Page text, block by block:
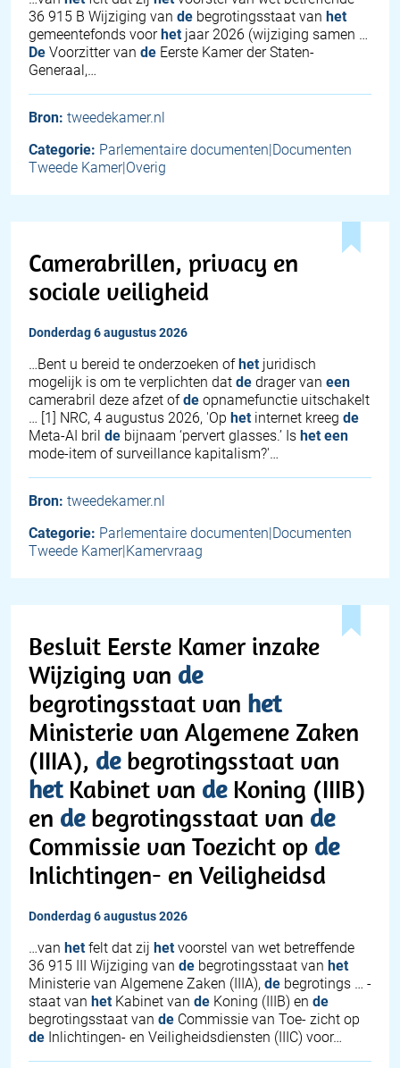
36 915 B Wijziging van de begrotingsstaat van het
gemeentefonds voor het jaar 2026 (wijziging samen …
De Voorzitter van de Eerste Kamer der Staten-
Generaal,…
Bron: tweedekamer.nl
Categorie: Parlementaire documenten|Documenten
Tweede Kamer|Overig
Camerabrillen, privacy en
sociale veiligheid
donderdag 6 augustus 2026
…Bent u bereid te onderzoeken of het juridisch
mogelijk is om te verplichten dat de drager van een
camerabril deze afzet ofde opnamefunctie uitschakelt
… [1] NRC, 4 augustus 2026, 'Op het internet kreeg de
Meta-AI bril de bijnaam ‘pervert glasses.’ Is het een
mode-item of surveillance kapitalism?'…
Bron: tweedekamer.nl
Categorie: Parlementaire documenten|Documenten
Tweede Kamer|Kamervraag
Besluit Eerste Kamer inzake
Wijziging van de
begrotingsstaat van het
Ministerie van Algemene Zaken
(IIIA), debegrotingsstaat van
hetKabinet van deKoning (IIIB)
en debegrotingsstaat van de
Commissie van Toezicht op de
Inlichtingen- en Veiligheidsd
donderdag 6 augustus 2026
…van het felt dat zij het voorstel van wet betreffende
36 915 III Wijziging van de begrotingsstaat van het
Ministerie van Algemene Zaken (IIIA), de begrotings … -
staat van het Kabinet van de Koning (IIIB) en de
begrotingsstaat van de Commissie van Toe- zicht op
de Inlichtingen- en Veiligheidsdiensten (IIIC) voor…